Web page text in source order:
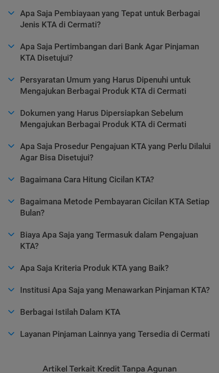
Apa Saja Pembiayaan yang Tepat untuk Berbagai
Jenis KTA di Cermati?
Apa Saja Pertimbangan dari Bank Agar Pinjaman
KTA Disetujui?
Persyaratan Umum yang Harus Dipenuhi untuk
Mengajukan Berbagai Produk KTA di Cermati
Dokumen yang Harus Dipersiapkan Sebelum
Mengajukan Berbagai Produk KTA di Cermati
Apa Saja Prosedur Pengajuan KTA yang Perlu Dilalui
Agar Bisa Disetujui?
Bagaimana Cara Hitung Cicilan KTA?
Bagaimana Metode Pembayaran Cicilan KTA Setiap
Bulan?
Biaya Apa Saja yang Termasuk dalam Pengajuan
KTA?
Apa Saja Kriteria Produk KTA yang Baik?
Institusi Apa Saja yang Menawarkan Pinjaman KTA?
Berbagai Istilah Dalam KTA
Layanan Pinjaman Lainnya yang Tersedia di Cermati
Artikel Terkait Kredit Tanpa Agunan